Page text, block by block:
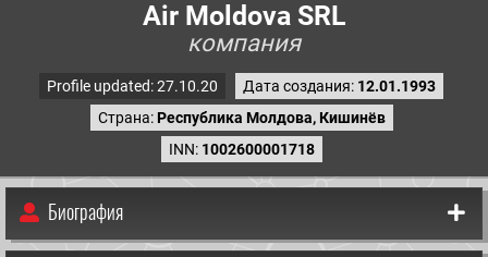
Air Moldova SRL
компания
Profile updated: 27.10.20 Дата создания: 12.01.1993
Страна:Республика Молдова, Кишинёв
INN: 1002600001718
Биография